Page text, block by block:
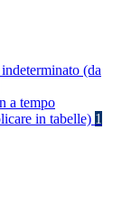
(da
a tempo
in tabelle) 1